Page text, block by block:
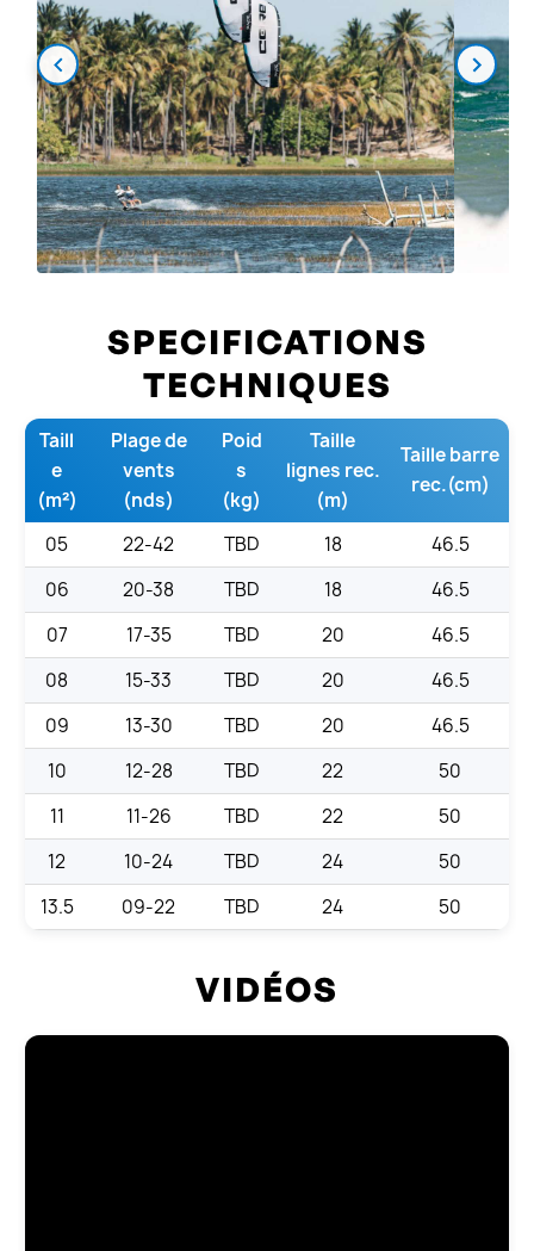
SPECIFICATIONS
TECHNIQUES
Taill
e
(m²)
Plage de
vents
(nds)
Poid
s
(kg)
Taille
lignes rec.
(m)
Taille barre
rec.(cm)
05 22-42 TBD 18
46.5
06
20-38 TBD 18
46.5
07
17-35 TBD 20
46.5
08
15-33 TBD 20
46.5
09
13-30 TBD 20
46.5
10
12-28 TBD 22
50
11
11-26 TBD 22
50
12
10-24 TBD 24
50
13.5
09-22 TBD 24 50
VIDÉOS